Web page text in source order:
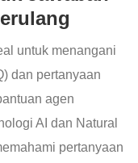
untuk menangani
dan pertanyaan
agen
AI dan Natural
pertanyaan